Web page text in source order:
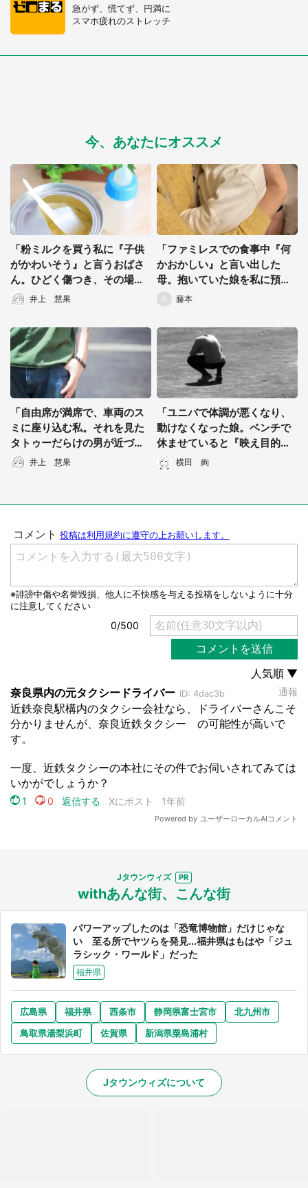
都道府選択
選択する
急がず、慌てず、円満に
スマホ疲れのストレッチ
今、あなたにオススメ
「粉ミルクを買う私に『子供
がかわいそう』と言うおばさ
ん。ひどく傷つき、その場を
離れようとすると...」（群馬
県・30代女性）
井上 慧果
「ファミレスでの食事中『何
かおかしい』と言い出した
母。抱いていた娘を私に預け
た直後...」（千葉県・40代女
性）
藤本
「自由席が満席で、車両のス
ミに座り込む私。それを見た
タトゥーだらけの男が近づい
てきて...」（愛知県・40代女
性）
井上 慧果
「ユニバで体調が悪くなり、
動けなくなった娘。ベンチで
休ませていると『映え目的』
っぽい女子高生が...」（愛知
県・30代男性）
横田 絢
Jタウンウィズ
withあんな街、こんな街
パワーアップしたのは「恐竜博物館」だけじゃな
い 至る所でヤツらを発見...福井県はもはや「ジュ
ラシック・ワールド」だった
福井県
広島県 福井県 西条市 静岡県富士宮市
北九州市
鳥取県湯梨浜町
佐賀県 新潟県粟島浦村
Jタウンウィズについて